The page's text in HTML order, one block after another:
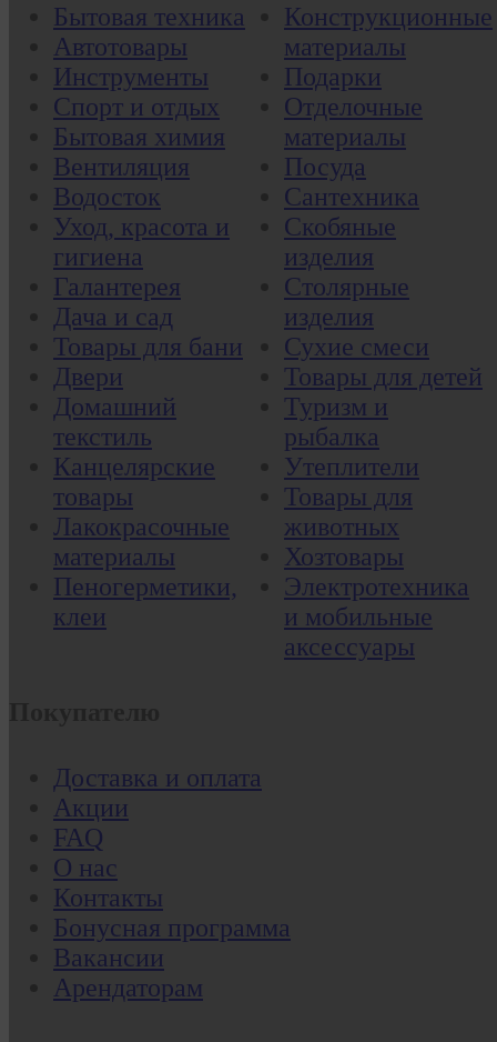
Бытовая техника
Автотовары
Инструменты
Спорт и отдых
Бытовая химия
Вентиляция
Водосток
Уход, красота и
гигиена
Галантерея
Дача и сад
Товары для бани
Двери
Домашний
текстиль
Канцелярские
товары
Лакокрасочные
материалы
Пеногерметики,
клеи
Конструкционные
материалы
Подарки
Отделочные
материалы
Посуда
Сантехника
Скобяные
изделия
Столярные
изделия
Сухие смеси
Товары для детей
Туризм и
рыбалка
Утеплители
Товары для
животных
Хозтовары
Электротехника
и мобильные
аксессуары
Доставка и оплата
Акции
FAQ
О нас
Контакты
Бонусная программа
Вакансии
Арендаторам